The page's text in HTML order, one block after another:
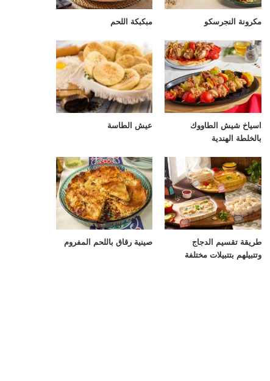
مكرونة النجرسكو مبكبكة اللحم
اسياخ شيش الطاووك
بالخلطة الهندية
عيش الطاسة
طريقة تقسيم الدجاج
وتتبيلهم بتتبيلات مختلفة
صينية رقاق باللحم المفروم